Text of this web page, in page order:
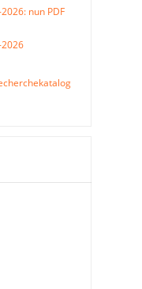
nun PDF